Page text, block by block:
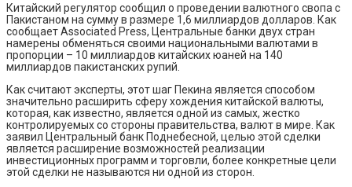
Китайский регулятор сообщил о проведении валютного свопа с
Пакистаном на сумму в размере 1,6 миллиардов долларов. Как
сообщает Associated Press, Центральные банки двух стран
намерены обменяться своими национальными валютами в
пропорции – 10 миллиардов китайских юаней на 140
миллиардов пакистанских рупий.
Как считают эксперты, этот шаг Пекина является способом
значительно расширить сферу хождения китайской валюты,
которая, как известно, является одной из самых, жестко
контролируемых со стороны правительства, валют в мире. Как
заявил Центральный банк Поднебесной, целью этой сделки
является расширение возможностей реализации
инвестиционных программ и торговли, более конкретные цели
этой сделки не называются ни одной из сторон.